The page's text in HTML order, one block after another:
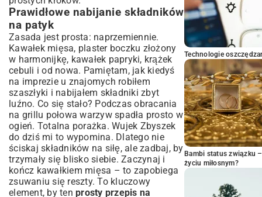
Prawidłowe nabijanie składników
na patyk
Zasada jest prosta: naprzemiennie.
Kawałek mięsa, plaster boczku złożony
w harmonijkę, kawałek papryki, krążek
cebuli i od nowa. Pamiętam, jak kiedyś
na imprezie u znajomych robiłem
szaszłyki i nabijałem składniki zbyt
luźno. Co się stało? Podczas obracania
na grillu połowa warzyw spadła prosto w
ogień. Totalna porażka. Wujek Zbyszek
do dziś mi to wypomina. Dlatego nie
ściskaj składników na siłę, ale zadbaj, by
trzymały się blisko siebie. Zaczynaj i
kończ kawałkiem mięsa – to zapobiega
zsuwaniu się reszty. To kluczowy
element, by ten prosty przepis na
Technologie
Bambi status związku
życiu miłosnym?